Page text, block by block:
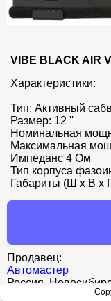
VIBE BLACK AIR
Характеристики:
Тип: Активный
Размер: 12 ''
Номинальная
Максимальная
Импеданс 4 Ом
Тип корпуса
Габариты (Ш х В х
Продавец:
Автомастер
Россия,